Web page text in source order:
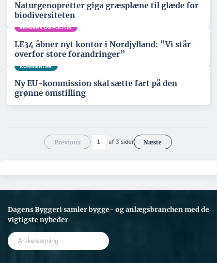
Naturgenopretter giga græsplæne til glæde for
biodiversiteten
ERHVERV OG POLITIK
LE34 åbner nyt kontor i Nordjylland: ”Vi står
overfor store forandringer”
KOMMENTAR
Ny EU-kommission skal sætte fart på den
grønne omstilling
Previous af 3 sider Næste
Dagens Byggeri samler bygge- og anlægsbranchen med de
vigtigste nyheder